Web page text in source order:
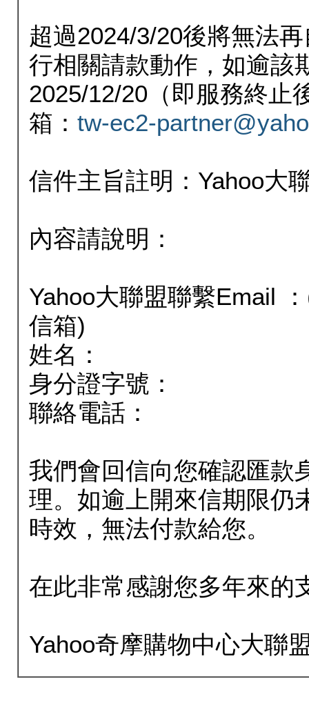
超過2024/3/20後將無法
行相關請款動作，如逾該
2025/12/20（即服務終止
箱： tw-ec2-
信件主旨註明：Yahoo大
內容請說明：
Yahoo大聯盟聯繫Email
信箱)
姓名：
身分證字號：
聯絡電話：
我們會回信向您確認匯款
理。如逾上開來信期限仍
時效，無法付款給您。
在此非常感謝您多年來的
Yahoo奇摩購物中心大